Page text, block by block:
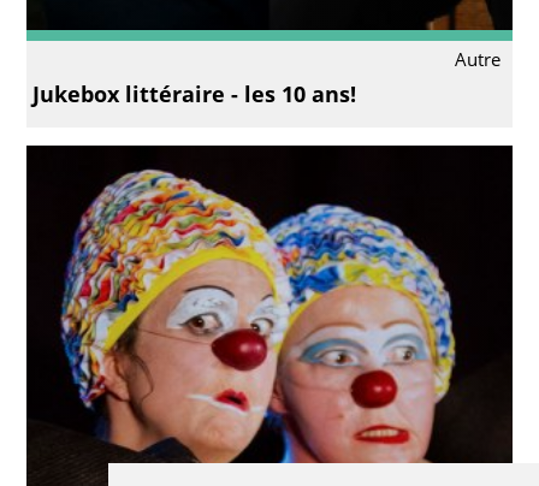
Autre
Jukebox littéraire - les 10 ans!